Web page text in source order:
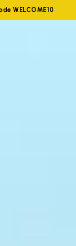
WELCOME10